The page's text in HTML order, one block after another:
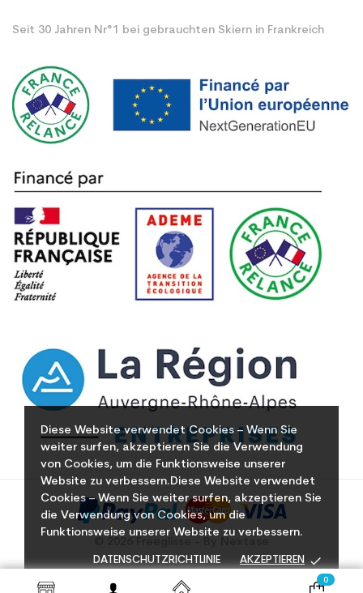
Diese Website verwendet Cookies – Wenn Sie
weiter surfen, akzeptieren Sie die Verwendung
von Cookies, um die Funktionsweise unserer
Website zu verbessern.Diese Website verwendet
Cookies – Wenn Sie weiter surfen, akzeptieren Sie
die Verwendung von Cookies, um die
Funktionsweise unserer Website zu verbessern.
DATENSCHUTZRICHTLINIE AKZEPTIEREN done
0
Seit 30 Jahren Nr°1 bei gebrauchten Skiern in Frankreich